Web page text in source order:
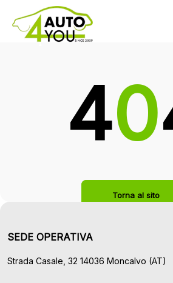
La pagina che stai
40
Torna al sito
SEDE OPERATIVA
Strada Casale, 32 14036 Moncalvo (AT)